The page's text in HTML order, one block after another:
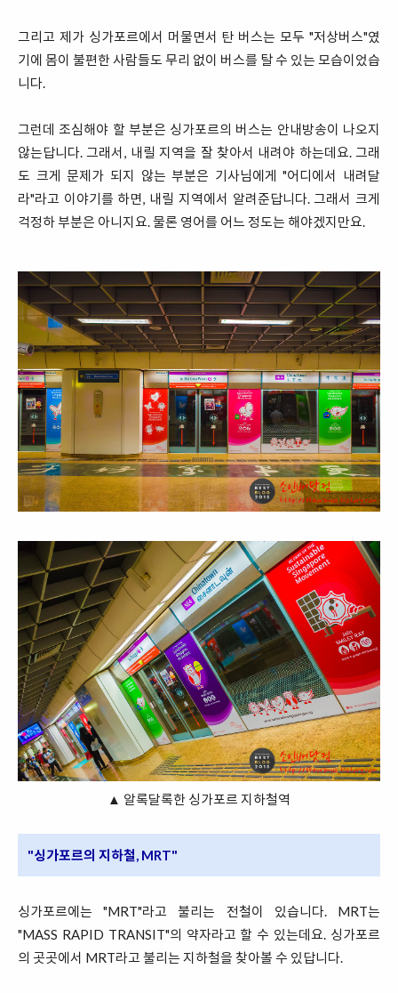
그리고 제가 싱가포르에서 머물면서 탄 버스는 모두 "저상버스"였
기에 몸이 불편한 사람들도 무리 없이 버스를 탈 수 있는 모습이었습
니다.
그런데 조심해야 할 부분은 싱가포르의 버스는 안내방송이 나오지
않는답니다. 그래서, 내릴 지역을 잘 찾아서 내려야 하는데요. 그래
도 크게 문제가 되지 않는 부분은 기사님에게 "어디에서 내려달
라"라고 이야기를 하면, 내릴 지역에서 알려준답니다. 그래서 크게
걱정하 부분은 아니지요. 물론 영어를 어느 정도는 해야겠지만요.
▲ 알록달록한 싱가포르 지하철역
"싱가포르의 지하철, MRT"
싱가포르에는 "MRT"라고 불리는 전철이 있습니다. MRT는
"MASS RAPID TRANSIT"의 약자라고 할 수 있는데요. 싱가포르
의 곳곳에서 MRT라고 불리는 지하철을 찾아볼 수 있답니다.